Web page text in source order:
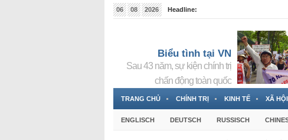
06 08 2026
Headline:
Biểu tình tại VN
Sau 43 năm, sự kiện chính trị
chấn động toàn quốc
TRANG CHỦ CHÍNH TRỊ KINH TẾ XÃ HỘI
ENGLISCH DEUTSCH RUSSISCH